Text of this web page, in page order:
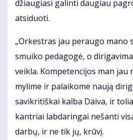
džiaugiasi galinti daugiau
atsiduoti.
„Orkestras jau peraugo mano
smuiko pedagogė, o
veikla. Kompetencijos man jau
mylime ir palaikome naują
savikritiškai kalba Daiva, ir
kantriai labdaringai nešanti
darbų, ir ne tik jų, krūvį.